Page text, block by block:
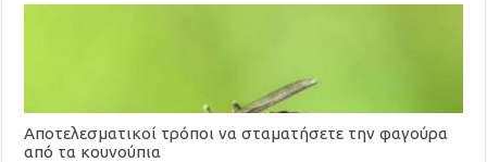
Αποτελεσματικοί τρόποι να σταματήσετε την φαγούρα
από τα κουνούπια